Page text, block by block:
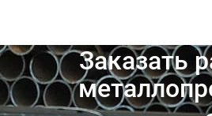
Заказать